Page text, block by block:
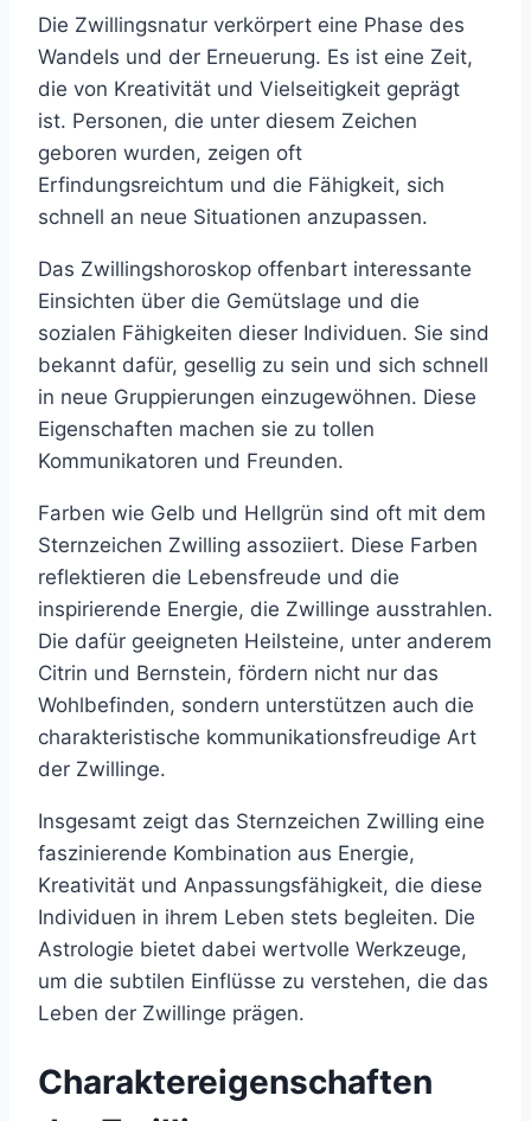
Die Zwillingsnatur verkörpert eine Phase des
Wandels und der Erneuerung. Es ist eine Zeit,
die von Kreativität und Vielseitigkeit geprägt
ist. Personen, die unter diesem Zeichen
geboren wurden, zeigen oft
Erfindungsreichtum und die Fähigkeit, sich
schnell an neue Situationen anzupassen.
Das Zwillingshoroskop offenbart interessante
Einsichten über die Gemütslage und die
sozialen Fähigkeiten dieser Individuen. Sie sind
bekannt dafür, gesellig zu sein und sich schnell
in neue Gruppierungen einzugewöhnen. Diese
Eigenschaften machen sie zu tollen
Kommunikatoren und Freunden.
Farben wie Gelb und Hellgrün sind oft mit dem
Sternzeichen Zwilling assoziiert. Diese Farben
reflektieren die Lebensfreude und die
inspirierende Energie, die Zwillinge ausstrahlen.
Die dafür geeigneten Heilsteine, unter anderem
Citrin und Bernstein, fördern nicht nur das
Wohlbefinden, sondern unterstützen auch die
charakteristische kommunikationsfreudige Art
der Zwillinge.
Insgesamt zeigt das Sternzeichen Zwilling eine
faszinierende Kombination aus Energie,
Kreativität und Anpassungsfähigkeit, die diese
Individuen in ihrem Leben stets begleiten. Die
Astrologie bietet dabei wertvolle Werkzeuge,
um die subtilen Einflüsse zu verstehen, die das
Leben der Zwillinge prägen.
Charaktereigenschaften